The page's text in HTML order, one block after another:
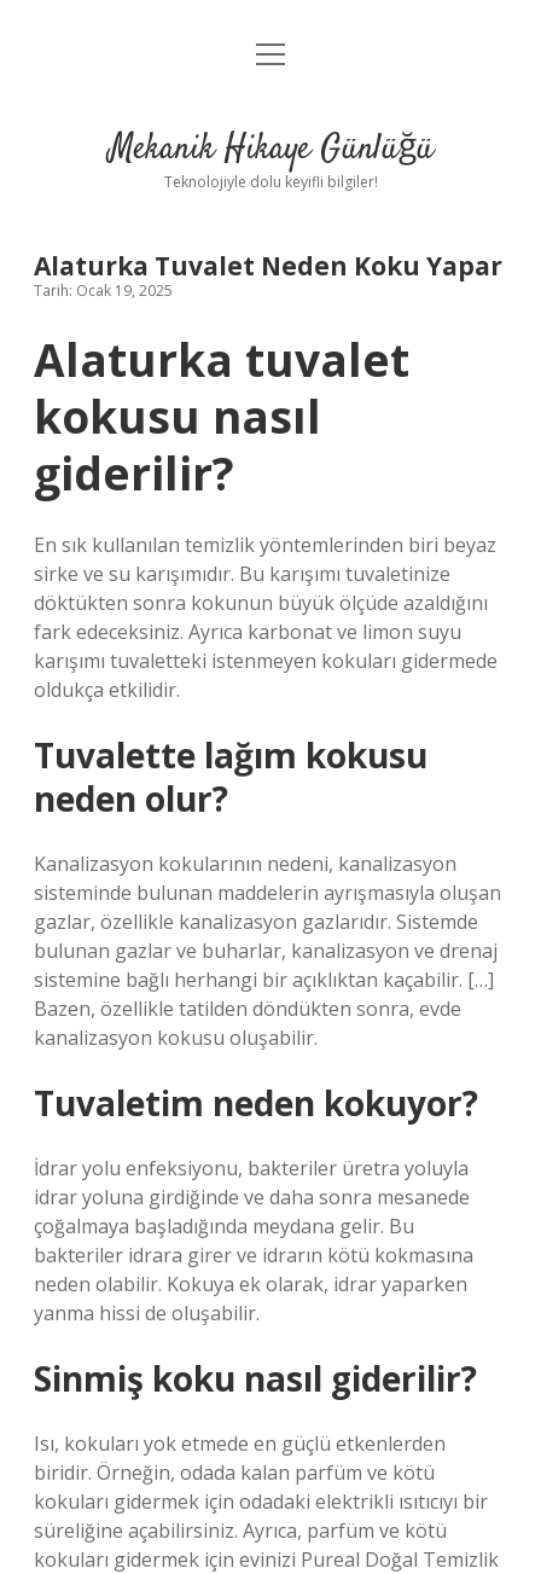
Anasayfa
Yasal Uyarı
menüyü
Mekanik Hikaye Günlüğü
Teknolojiyle dolu keyifli bilgiler!
Alaturka Tuvalet Neden Koku Yapar
Tarih: Ocak 19, 2025
Alaturka tuvalet
kokusu nasıl
giderilir?
En sık kullanılan temizlik yöntemlerinden biri beyaz
sirke ve su karışımıdır. Bu karışımı tuvaletinize
döktükten sonra kokunun büyük ölçüde azaldığını
fark edeceksiniz. Ayrıca karbonat ve limon suyu
karışımı tuvaletteki istenmeyen kokuları gidermede
oldukça etkilidir.
Tuvalette lağım kokusu
neden olur?
Kanalizasyon kokularının nedeni, kanalizasyon
sisteminde bulunan maddelerin ayrışmasıyla oluşan
gazlar, özellikle kanalizasyon gazlarıdır. Sistemde
bulunan gazlar ve buharlar, kanalizasyon ve drenaj
sistemine bağlı herhangi bir açıklıktan kaçabilir. […]
Bazen, özellikle tatilden döndükten sonra, evde
kanalizasyon kokusu oluşabilir.
Tuvaletim neden kokuyor?
İdrar yolu enfeksiyonu, bakteriler üretra yoluyla
idrar yoluna girdiğinde ve daha sonra mesanede
çoğalmaya başladığında meydana gelir. Bu
bakteriler idrara girer ve idrarın kötü kokmasına
neden olabilir. Kokuya ek olarak, idrar yaparken
yanma hissi de oluşabilir.
Sinmiş koku nasıl giderilir?
Isı, kokuları yok etmede en güçlü etkenlerden
biridir. Örneğin, odada kalan parfüm ve kötü
kokuları gidermek için odadaki elektrikli ısıtıcıyı bir
süreliğine açabilirsiniz. Ayrıca, parfüm ve kötü
kokuları gidermek için evinizi Pureal Doğal Temizlik